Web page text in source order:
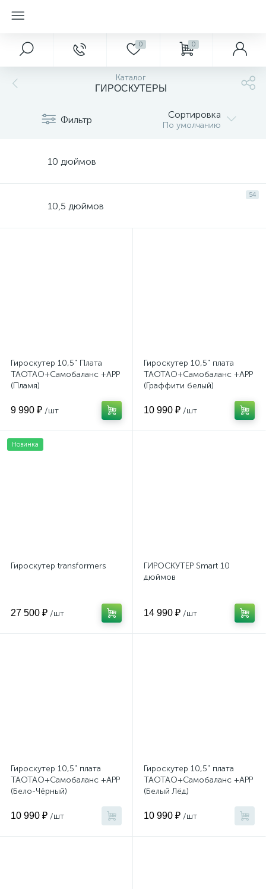
0 0
Каталог
ГИРОСКУТЕРЫ
Фильтр Сортировка
По умолчанию
10 дюймов
54
10,5 дюймов
Гироскутер 10,5" Плата
TAOTAO+Самобаланс +APP
(Пламя)
9 990 ₽ /шт
Гироскутер 10,5" плата
TAOTAO+Самобаланс +APP
(Граффити белый)
10 990 ₽ /шт
Новинка
Гироскутер transformers
27 500 ₽ /шт
ГИРОСКУТЕР Smart 10
дюймов
14 990 ₽ /шт
Гироскутер 10,5" плата
TAOTAO+Самобаланс +APP
(Бело-Чёрный)
10 990 ₽ /шт
Гироскутер 10,5" плата
TAOTAO+Самобаланс +APP
(Белый Лёд)
10 990 ₽ /шт